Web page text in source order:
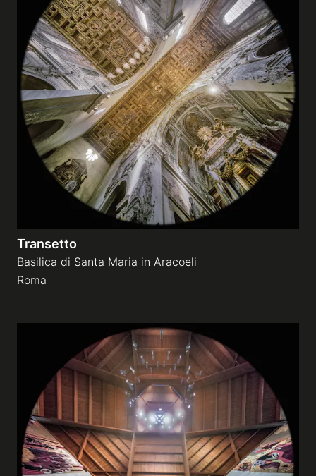
Transetto
Basilica di Santa Maria in Aracoeli
Roma